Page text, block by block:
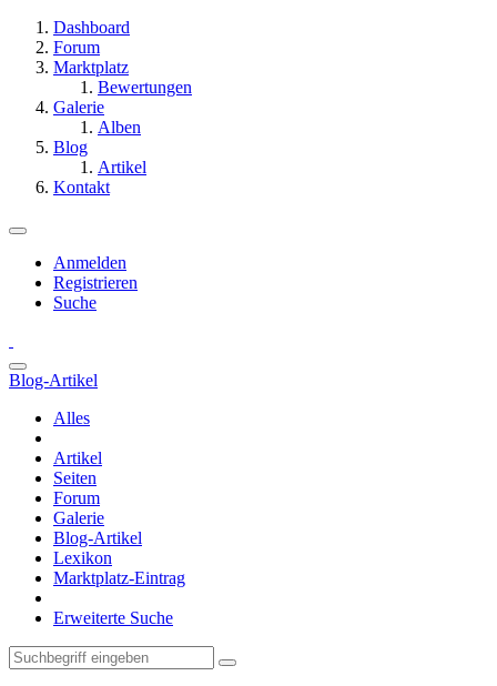
Dashboard
Forum
Marktplatz
Bewertungen
Galerie
Alben
Blog
Artikel
Kontakt
Anmelden
Registrieren
Suche
Blog-Artikel
Alles
Artikel
Seiten
Forum
Galerie
Blog-Artikel
Lexikon
Marktplatz-Eintrag
Erweiterte Suche